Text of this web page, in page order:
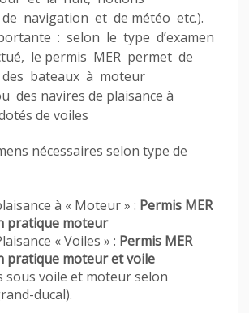
navigation et de météo etc.).
: selon le type d’examen
le permis MER permet de
bateaux à moteur
des navires de plaisance à
de voiles
nécessaires selon type de
à « Moteur » : Permis MER
pratique moteur
« Voiles » : Permis MER
pratique moteur et voile
voile et moteur selon
ducal).